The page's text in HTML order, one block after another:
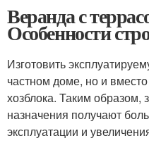
Веранда с
Особенности
Изготовить
частном доме, но и
хозблока. Таким образом,
назначения получают
эксплуатации и